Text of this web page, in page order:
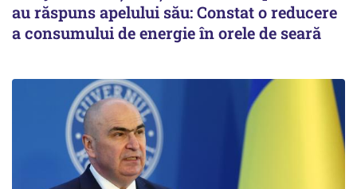
au răspuns apelului său: Constat o reducere
a consumului de energie în orele de seară